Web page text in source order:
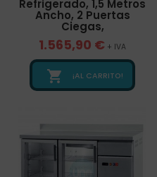
Refrigerado, 1,5 Metros
Ancho, 2 Puertas
Ciegas,
1.565,90 € + IVA
 ¡AL CARRITO!